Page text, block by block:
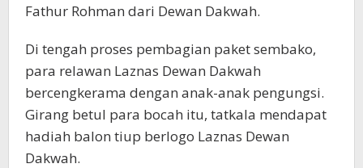
Fathur Rohman dari Dewan Dakwah.
Di tengah proses pembagian paket sembako,
para relawan Laznas Dewan Dakwah
bercengkerama dengan anak-anak pengungsi.
Girang betul para bocah itu, tatkala mendapat
hadiah balon tiup berlogo Laznas Dewan
Dakwah.